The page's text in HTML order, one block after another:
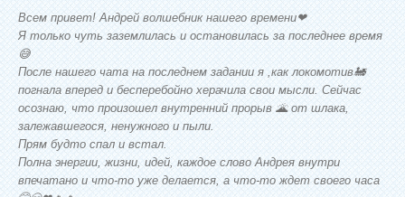
Всем привет! Андрей волшебник нашего времени❤
Я только чуть заземлилась и остановилась за последнее время
😅
После нашего чата на последнем задании я ,как локомотив🚂
погнала вперед и бесперебойно херачила свои мысли. Сейчас
осознаю, что произошел внутренний прорыв 🌋 от шлака,
залежавшегося, ненужного и пыли.
Прям будто спал и встал.
Полна энергии, жизни, идей, каждое слово Андрея внутри
впечатано и что-то уже делается, а что-то ждет своего часа